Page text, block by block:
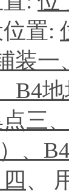
置:
装一
B4
三
、
、